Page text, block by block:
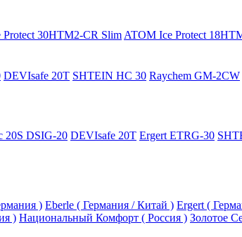
Protect 30HTM2-CR Slim ATOM Ice Protect
DEVIsafe 20T SHTEIN HC 30 Raychem GM-2CW
20S DSIG-20 DEVIsafe 20T Ergert ETRG-30
) Eberle ( Германия / Китай ) Ergert (
) Национальный Комфорт ( Россия ) Золотое